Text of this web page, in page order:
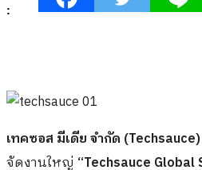
:
เทคซอส มีเดีย จํากัด (Techsauce)
จัดงานใหญ่ “Techsauce Global